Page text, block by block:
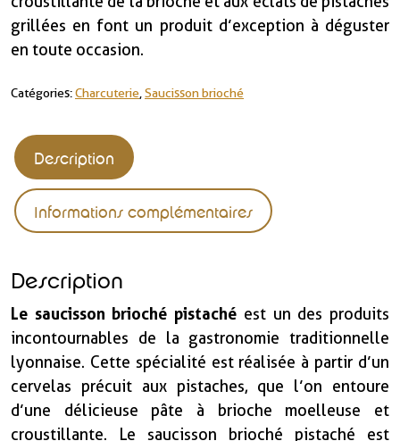
grillées en font un produit d’exception à déguster
en toute occasion.
Catégories :Charcuterie Saucisson brioché
Description
Informations complémentaires
Description
Le saucisson brioché pistaché est un des produits
incontournables de la gastronomie traditionnelle
lyonnaise. Cette spécialité est réalisée à partir d’un
cervelas précuit aux pistaches, que l’on entoure
d’une délicieuse pâte à brioche moelleuse et
croustillante. Le saucisson brioché pistaché est